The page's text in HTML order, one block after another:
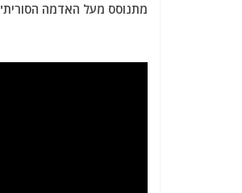
מתנוסס מעל האדמה